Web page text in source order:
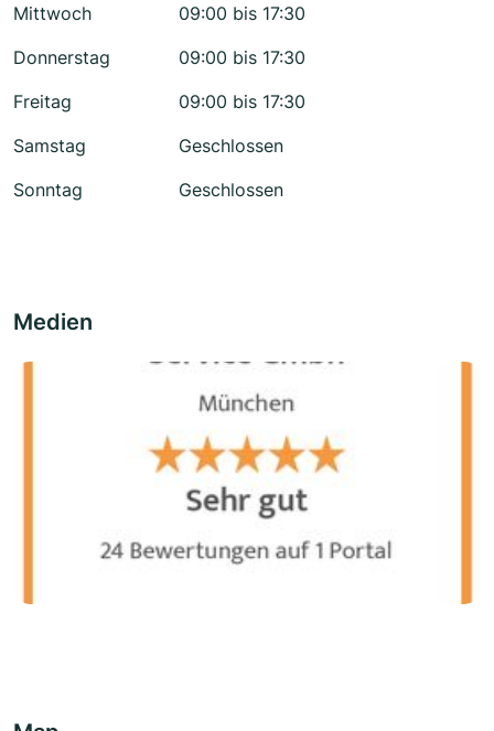
Mittwoch
09:00 bis 17:30
Donnerstag
09:00 bis 17:30
Freitag
09:00 bis 17:30
Samstag
Geschlossen
Sonntag
Geschlossen
Medien